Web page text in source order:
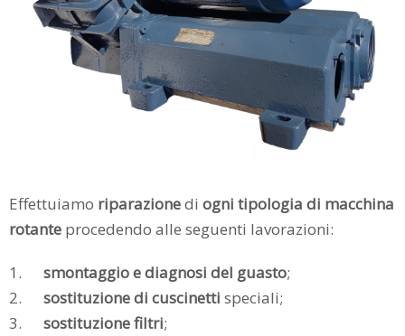
Effettuiamo riparazionedi ogni tipologia di macchina
rotante procedendo alle seguenti lavorazioni:
1. smontaggio e diagnosi del guasto;
2. sostituzione di cuscinetti speciali;
3. sostituzione filtri;